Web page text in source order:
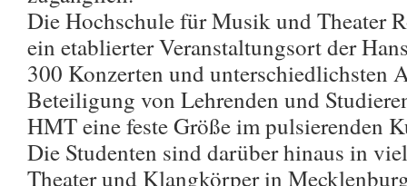
Die Hochschule für Musik und Theater
ein etablierter Veranstaltungsort der
300 Konzerten und unterschiedlichsten
Beteiligung von Lehrenden und
HMT eine feste Größe im pulsierenden
Die Studenten sind darüber hinaus in
Theater und Klangkörper in